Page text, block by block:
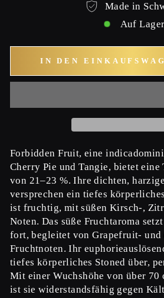
Made in
Auf Lager
IN DEN
Forbidden Fruit, eine
Cherry Pie und Tangie, bietet
von 21–23 %. Ihre dichten,
versprechen ein tiefes
ist fruchtig, mit süßen Kirsch-,
Noten. Das süße Fruchtaroma
fort, begleitet von Grapefruit- und
Fruchtnoten. Ihr
tiefes körperliches Stoned über,
Mit einer Wuchshöhe von über 70
ist sie widerstandsfähig gegen